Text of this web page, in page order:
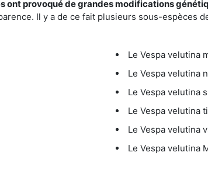
ont provoqué de grandes modifications
Il y a de ce fait plusieurs sous-espèces
Le Vespa velutina
Le Vespa velutina
Le Vespa velutina
Le Vespa velutina
Le Vespa velutina
Le Vespa velutina